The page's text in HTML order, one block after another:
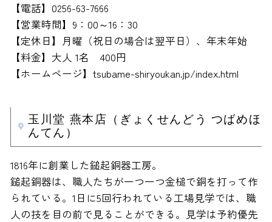
【電話】0256-63-7666
【営業時間】9：00～16：30
【定休日】月曜（祝日の場合は翌平日）、年末年始
【料金】大人 1名 400円
【ホームページ】tsubame-shiryoukan.jp/index.html
玉川堂 燕本店（ぎょくせんどう つばめほ
んてん）
1816年に創業した鎚起銅器工房。
鎚起銅器は、職人たちが一つ一つ金槌で銅を打って作
られている。1日に5回行われている工場見学では、職
人の技を目の前で見ることができる。見学は予約優先